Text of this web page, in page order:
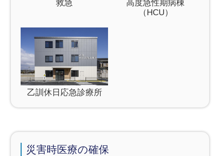
救急
高度急性期病棟
（HCU）
乙訓休日応急診療所
災害時医療の確保